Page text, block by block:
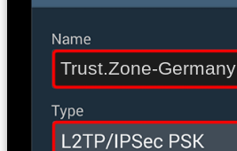
Trust.Zone-Germany